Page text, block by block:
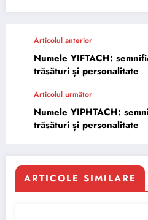
Articolul anterior
Numele YIFTACH:
trăsături și personalitate
Articolul următor
Numele YIPHTACH:
trăsături și personalitate
ARTICOLE SIMILARE